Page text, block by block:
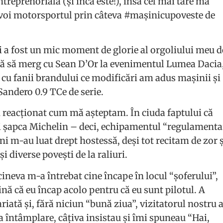
motorsportul prin câteva #mașinicupoveste de
a fost un mic moment de glorie al orgoliului meu
merg cu Sean D’Or la evenimentul Lumea
fanii brandului ce modificări am adus mașinii și
0.9 TCe de serie.
cum mă așteptam. În ciuda faptului că
șapca Michelin – deci, echipamentul
m-au luat drept hostessă, deși tot recitam de zor
diverse povești de la raliuri.
m-a întrebat cine încape în locul “șoferului”,
că eu încap acolo pentru că eu sunt pilotul. A
și, fără niciun “bună ziua”, vizitatorul nostru a
întâmplare, câțiva insistau și îmi spuneau “Hai,